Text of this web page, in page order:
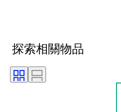
探索相關物品